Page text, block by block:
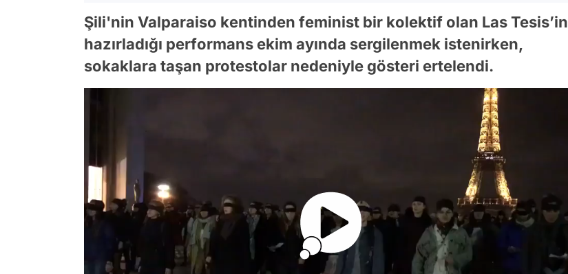
Şili'nin Valparaiso kentinden feminist bir kolektif olan Las Tesis’in
hazırladığı performans ekim ayında sergilenmek istenirken,
sokaklara taşan protestolar nedeniyle gösteri ertelendi.